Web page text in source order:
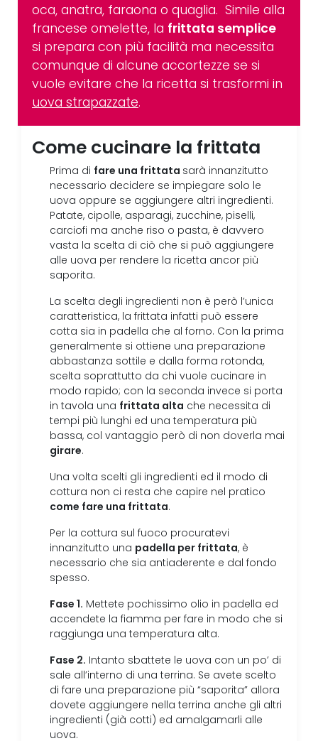
oca, anatra, faraona o quaglia. Simile alla
francese omelette, la frittata semplice
si prepara con più facilità ma necessita
comunque di alcune accortezze se si
vuole evitare che la ricetta si trasformi in
uova strapazzate.
Come cucinare la frittata
Prima di fare una frittata sarà innanzitutto
necessario decidere se impiegare solo le
uova oppure se aggiungere altri ingredienti.
Patate, cipolle, asparagi, zucchine, piselli,
carciofi ma anche riso o pasta, è davvero
vasta la scelta di ciò che si può aggiungere
alle uova per rendere la ricetta ancor più
saporita.
La scelta degli ingredienti non è però l’unica
caratteristica, la frittata infatti può essere
cotta sia in padella che al forno. Con la prima
generalmente si ottiene una preparazione
abbastanza sottile e dalla forma rotonda,
scelta soprattutto da chi vuole cucinare in
modo rapido; con la seconda invece si porta
in tavola una frittata alta che necessita di
tempi più lunghi ed una temperatura più
bassa, col vantaggio però di non doverla mai
girare.
Una volta scelti gli ingredienti ed il modo di
cottura non ci resta che capire nel pratico
come fare una frittata.
Per la cottura sul fuoco procuratevi
innanzitutto una padella per frittata, è
necessario che sia antiaderente e dal fondo
spesso.
Fase 1. Mettete pochissimo olio in padella ed
accendete la fiamma per fare in modo che si
raggiunga una temperatura alta.
Fase 2. Intanto sbattete le uova con un po’ di
sale all’interno di una terrina. Se avete scelto
di fare una preparazione più “saporita” allora
dovete aggiungere nella terrina anche gli altri
ingredienti (già cotti) ed amalgamarli alle
uova.